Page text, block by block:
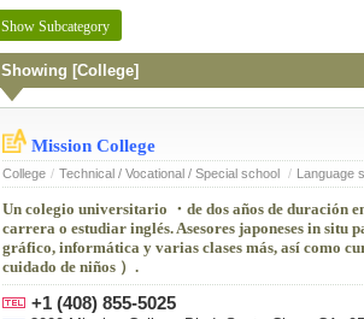
Show Subcategory
Showing [College]
Mission College
College / Technical / Vocational / Special school / Language
Un colegio universitario ・de dos años de duración
carrera o estudiar inglés. Asesores japoneses in
gráfico, informática y varias clases más, así como
cuidado de niños ）.
+1 (408) 855-5025